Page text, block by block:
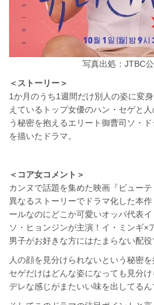
写真出処：JTBC
＜ストーリー＞
1か月のうち1週間だけ別人の姿に変
えているトップ女優のハン・セゲと
う秘密を抱えるエリート御曹司ソ・
を描いたドラマ。
＜コア女コメント＞
カンヌで話題を集めた映画『ビュー
異なるストーリーでドラマ化した本
ールなのにどこか可愛いオッパ代表
ソ・ヒョンジンが主演！イ・ミンギ×
男子がお好きな方にはたまらない配
人の顔を見分けられないという秘密を
セゲだけはどんな姿になっても見分
デレな感じがまたいい味を出してる